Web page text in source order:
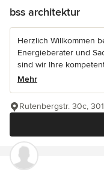
bss architektur
Herzlich Willkommen
Energieberater und
sind wir Ihre
Mehr
Rutenbergstr. 30c,